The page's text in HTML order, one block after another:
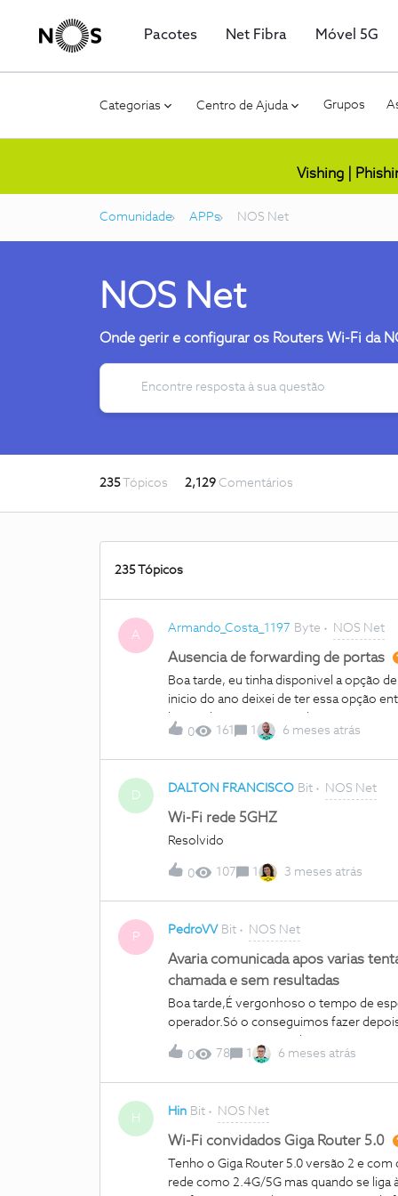
Pacotes Net Fibra Móvel 5G
Categorias Centro de Ajuda Grupos
Vishing |
Comunidade APPs NOS Net
NOS Net
Onde gerir e configurar os Routers Wi-Fi da
235Tópicos 2,129 Comentários
235 Tópicos
A
Armando_Costa_1197 Byte NOS Net
Ausencia de forwarding de portas
Boa tarde, eu tinha disponivel a opção
inicio do ano deixei de ter essa opção
hoje pelo router 6.Quando eu entro na
portas continua ausente.Como é que
0 161 1 6 meses atrás
D
DALTON FRANCISCO Bit NOS Net
Wi-Fi rede 5GHZ
Resolvido
0 107 1 3 meses atrás
P
PedroVV Bit NOS Net
Avaria comunicada apos varias
chamada e sem resultadas
Boa tarde,É vergonhoso o tempo de
operador.Só o conseguimos fazer
e após entre 15 e 30m de espera
operador reencaminha a chamada e
alguém que simplesmente me indica
tratar de um cliente empresarial e
0 78 1 6 meses atrás
H
Hin Bit NOS Net
Wi-Fi convidados Giga Router 5.0
Tenho o Giga Router 5.0 versão 2 e
rede como 2.4G/5G mas quando se liga